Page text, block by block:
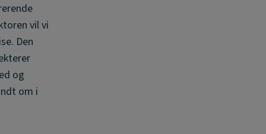
vil vi
Den
og
om i